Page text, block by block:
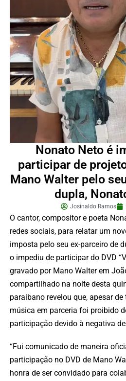
Nonato Neto é
participar de
Mano Walter pelo
dupla,
Josinaldo Ramos
O cantor, compositor e poeta
redes sociais, para relatar um
imposta pelo seu ex-parceiro de
o impediu de participar do DVD
gravado por Mano Walter em
compartilhado na noite desta
paraibano revelou que, apesar
música em parceria foi proibido
participação devido à negativa
“Fui comunicado de maneira
participação no DVD de Mano
honra de ser convidado para